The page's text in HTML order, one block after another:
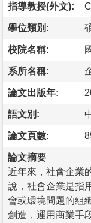
指導教授(外文):
學位類別:
校院名稱:
系所名稱:
論文出版年:
語文別:
論文頁數:
論文摘要
近年來，社會企業
說，社會企業是指
會或環境問題的組
創造，運用商業手